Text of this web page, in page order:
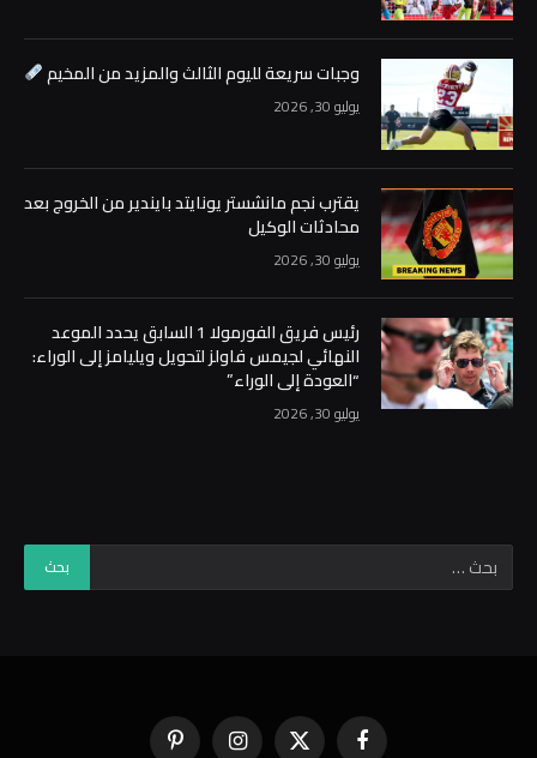
وجبات سريعة لليوم الثالث والمزيد من المخيم
يوليو 30, 2026
يقترب نجم مانشستر يونايتد بايندير من الخروج بعد
محادثات الوكيل
يوليو 30, 2026
رئيس فريق الفورمولا 1 السابق يحدد الموعد
النهائي لجيمس فاولز لتحويل ويليامز إلى الوراء:
“العودة إلى الوراء”
يوليو 30, 2026
فيسبوك X الانستغرامبينتيريست